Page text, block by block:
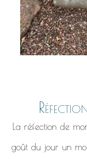
La réfection de
goût du jour un